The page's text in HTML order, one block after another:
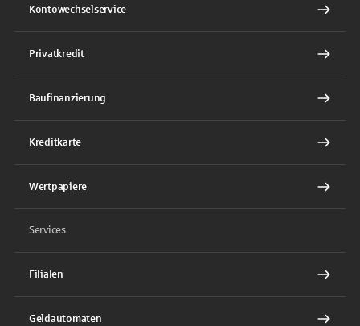
Kontowechselservice
Privatkredit
Baufinanzierung
Kreditkarte
Wertpapiere
Services
Filialen
Geldautomaten